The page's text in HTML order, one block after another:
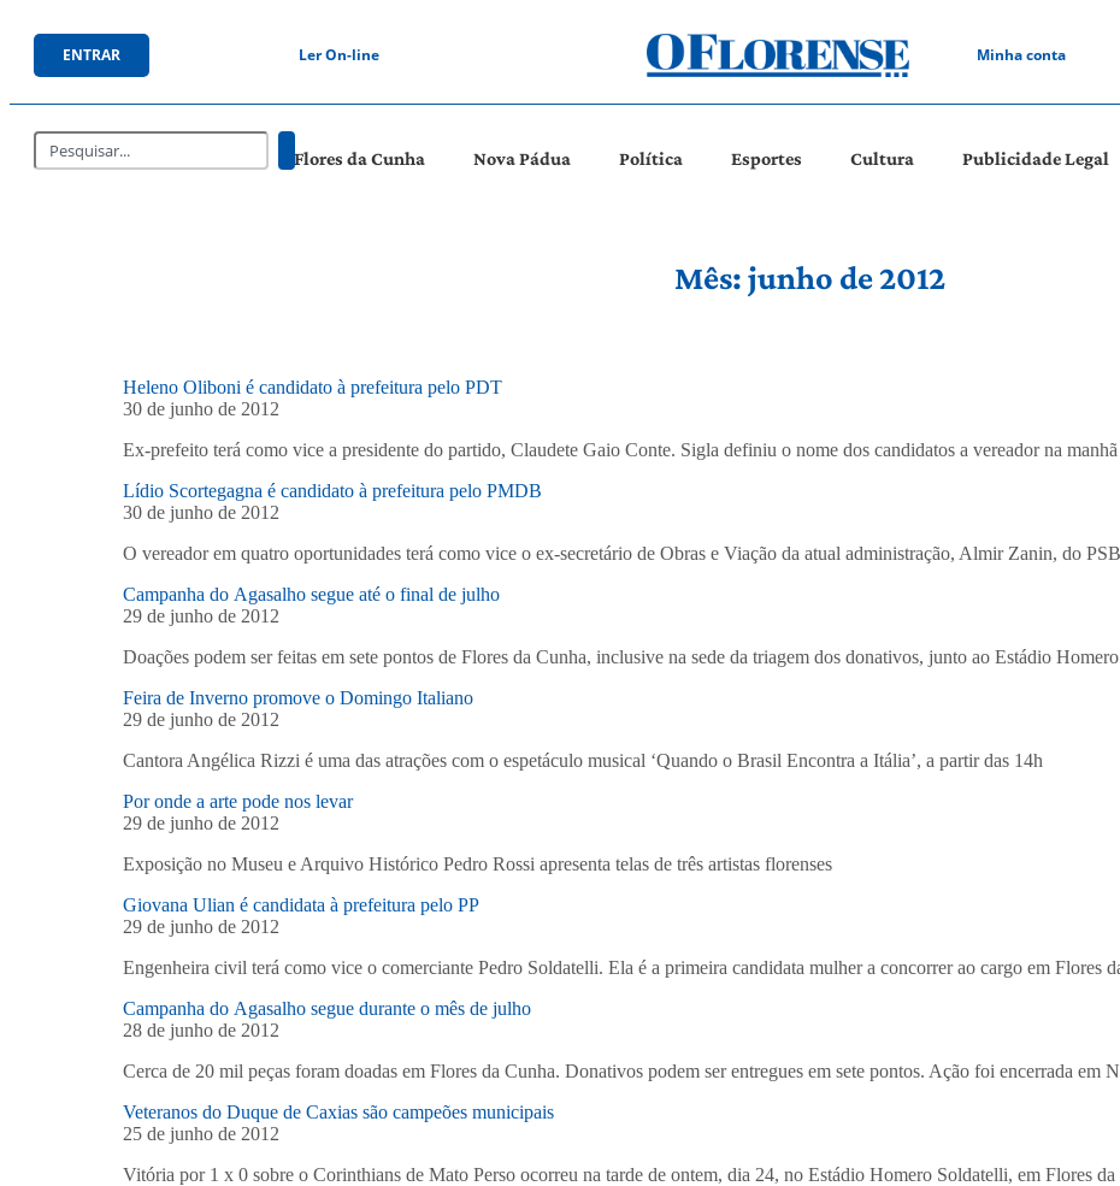
ENTRAR Ler On-line Minha conta
Flores da Cunha Nova Pádua Política Esportes Cultura Publicidade Legal
Mês: junho de 2012
Heleno Oliboni é candidato à prefeitura pelo PDT
30 de junho de 2012
Ex-prefeito terá como vice a presidente do partido, Claudete Gaio Conte. Sigla definiu o nome dos candidatos a vereador na manhã
Lídio Scortegagna é candidato à prefeitura pelo PMDB
30 de junho de 2012
O vereador em quatro oportunidades terá como vice o ex-secretário de Obras e Viação da atual administração, Almir Zanin, do PSB
Campanha do Agasalho segue até o final de julho
29 de junho de 2012
Doações podem ser feitas em sete pontos de Flores da Cunha, inclusive na sede da triagem dos donativos, junto ao Estádio
Feira de Inverno promove o Domingo Italiano
29 de junho de 2012
Cantora Angélica Rizzi é uma das atrações com o espetáculo musical ‘Quando o Brasil Encontra a Itália’, a partir das 14h
Por onde a arte pode nos levar
29 de junho de 2012
Exposição no Museu e Arquivo Histórico Pedro Rossi apresenta telas de três artistas florenses
Giovana Ulian é candidata à prefeitura pelo PP
29 de junho de 2012
Engenheira civil terá como vice o comerciante Pedro Soldatelli. Ela é a primeira candidata mulher a concorrer ao cargo em Flores
Campanha do Agasalho segue durante o mês de julho
28 de junho de 2012
Cerca de 20 mil peças foram doadas em Flores da Cunha. Donativos podem ser entregues em sete pontos. Ação foi encerrada em
Veteranos do Duque de Caxias são campeões municipais
25 de junho de 2012
Vitória por 1 x 0 sobre o Corinthians de Mato Perso ocorreu na tarde de ontem, dia 24, no Estádio Homero Soldatelli, em Flores da